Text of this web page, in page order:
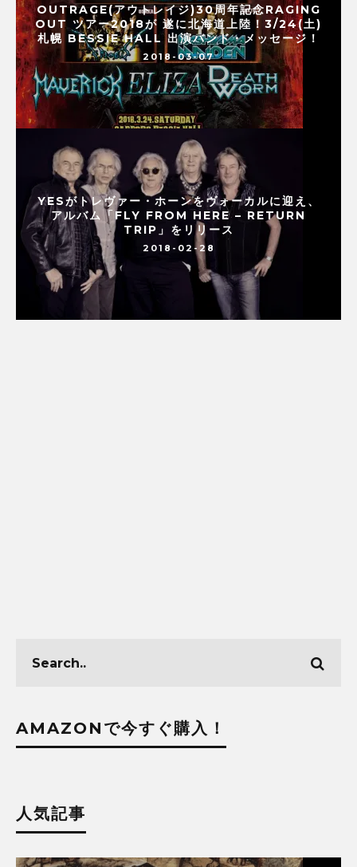
OUTRAGE(アウトレイジ)30周年記念RAGING
OUT ツアー2018が 遂に北海道上陸！3/24(土)
札幌 BESSIE HALL 出演バンド・メッセージ！
2018-03-07
YESがトレヴァー・ホーンをヴォーカルに迎え、
アルバム「FLY FROM HERE – RETURN
TRIP」をリリース
2018-02-28
AMAZONで今すぐ購入！
人気記事